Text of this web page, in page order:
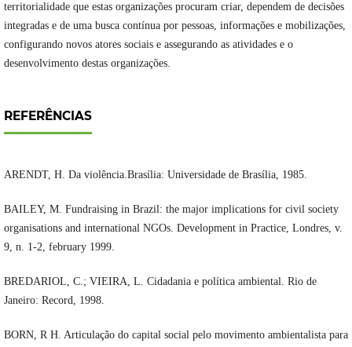
territorialidade que estas organizações procuram criar, dependem de decisões
integradas e de uma busca contínua por pessoas, informações e mobilizações,
configurando novos atores sociais e assegurando as atividades e o
desenvolvimento destas organizações.
REFERÊNCIAS
ARENDT, H. Da violência.Brasília: Universidade de Brasília, 1985.
BAILEY, M. Fundraising in Brazil: the major implications for civil society
organisations and international NGOs. Development in Practice, Londres, v.
9, n. 1-2, february 1999.
BREDARIOL, C.; VIEIRA, L. Cidadania e política ambiental. Rio de
Janeiro: Record, 1998.
BORN, R H. Articulação do capital social pelo movimento ambientalista para